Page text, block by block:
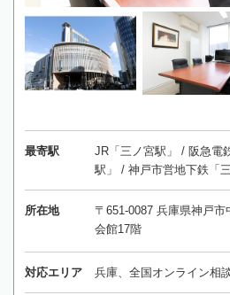
最寄駅
JR「三ノ宮駅」 / 阪急電
駅」 / 神戸市営地下鉄「
所在地
〒651-0087 兵庫県神戸
会館17階
対応エリア 兵庫、全国オンライン相